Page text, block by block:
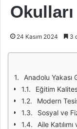
Okulları
24 Kasım 2024 3
Anadolu Yakası
Eğitim
Modern
Sosyal ve
Aile